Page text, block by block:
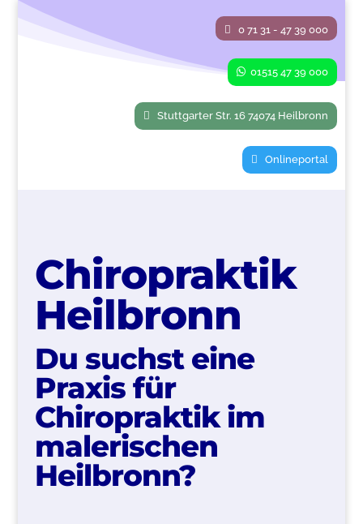
0 71 31 - 47 39 000
01515 47 39 000
Stuttgarter Str. 16 74074 Heilbronn
Onlineportal
Chiropraktik
Heilbronn
Du suchst eine
Praxis für
Chiropraktik im
malerischen
Heilbronn?